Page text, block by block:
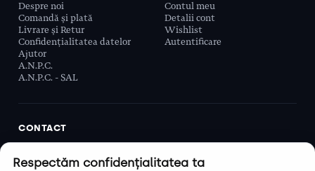
Despre noi
Comandă și plată
Livrare și Retur
Confidențialitatea datelor
Ajutor
A.N.P.C.
A.N.P.C. - SAL
Contul meu
Detalii cont
Wishlist
Autentificare
CONTACT
Sector 6, București, România
Respectăm confidențialitatea ta